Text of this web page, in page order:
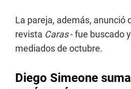
La pareja, además, anunció
revista Caras- fue buscado
mediados de octubre.
Diego Simeone